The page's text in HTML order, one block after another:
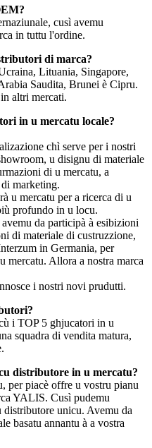
cusì avemu
in tuttu l'ordine.
di marca?
Lituania, Singapore,
Saudita, Brunei è Cipru.
altri mercati.
in u mercatu locale?
chì serve per i nostri
u disignu di materiale
di u mercatu, a
marketing.
u mercatu per a ricerca di u
profundo in u locu.
da participà à esibizioni
di materiale di custruzzione,
in Germania, per
mercatu. Allora a nostra marca
i nostri novi prudutti.
i TOP 5 ghjucatori in u
squadra di vendita matura,
distributore in u mercatu?
per piacè offre u vostru pianu
YALIS. Cusì pudemu
unicu. Avemu da
basatu annantu à a vostra